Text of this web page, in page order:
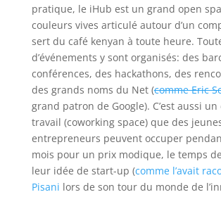
pratique, le iHub est un grand open
couleurs vives articulé autour d’un
sert du café kenyan à toute heure.
d’événements y sont organisés: des
conférences, des hackathons, des
des grands noms du Net (comme Eric
grand patron de Google). C’est aussi un
travail (coworking space) que des
entrepreneurs peuvent occuper
mois pour un prix modique, le temps
leur idée de start-up (comme l’avait
Pisani lors de son tour du monde de